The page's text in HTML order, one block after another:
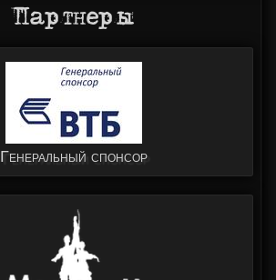
Партнеры
Генеральный спонсор